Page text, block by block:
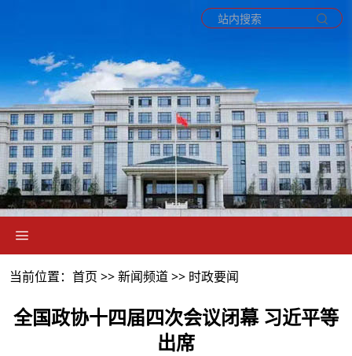
当前位置：首页 >>新闻频道>> 时政要闻
全国政协十四届四次会议闭幕 习近平等
出席